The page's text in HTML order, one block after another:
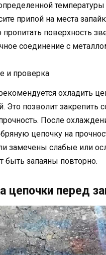
температуры
припой на места
поверхность
соединение с
и проверка
охладить
Это позволит закрепить
После
цепочку на
замечены слабые или
быть запаяны повторно.
цепочки перед